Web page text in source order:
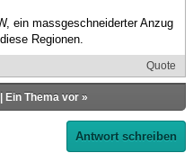
ein massgeschneiderter Anzug
Regionen.
Quote
Ein Thema vor»
Antwort schreiben